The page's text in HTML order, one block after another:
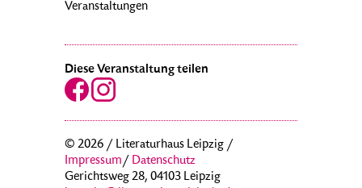
Veranstaltungen
Diese Veranstaltung teilen
© 2026 / Literaturhaus Leipzig /
Impressum/ Datenschutz
Gerichtsweg 28, 04103 Leipzig